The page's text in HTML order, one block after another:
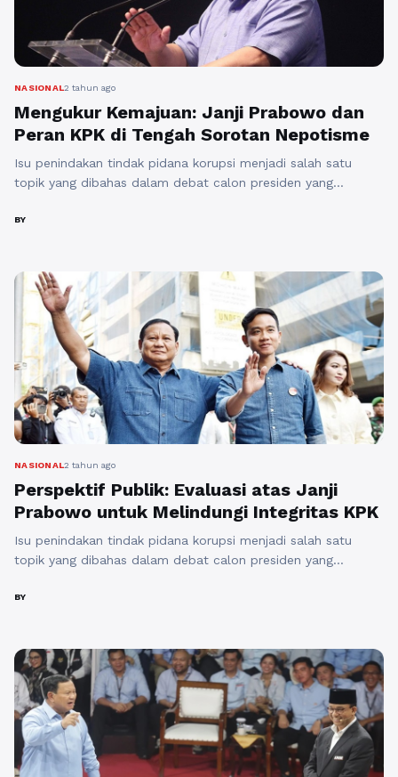
NASIONAL2 tahun ago
Mengukur Kemajuan: Janji Prabowo dan
Peran KPK di Tengah Sorotan Nepotisme
Isu penindakan tindak pidana korupsi menjadi salah satu
topik yang dibahas dalam debat calon presiden yang
2023. Penyelesaian Rancangan Undang-Undang Perampasan
beberapa program yang dijanjikan oleh ketiga calon presiden.
Prabowo Subianto, calon Presiden Nomor Urut ...
Baca
Selengkapnya
BY
NASIONAL2 tahun ago
Perspektif Publik: Evaluasi atas Janji
Prabowo untuk Melindungi Integritas KPK
Isu penindakan tindak pidana korupsi menjadi salah satu
topik yang dibahas dalam debat calon presiden yang
2023. Penyelesaian Rancangan Undang-Undang Perampasan
beberapa program yang dijanjikan oleh ketiga calon presiden.
Prabowo Subianto, calon Presiden Nomor Urut ...Baca
Selengkapnya
BY